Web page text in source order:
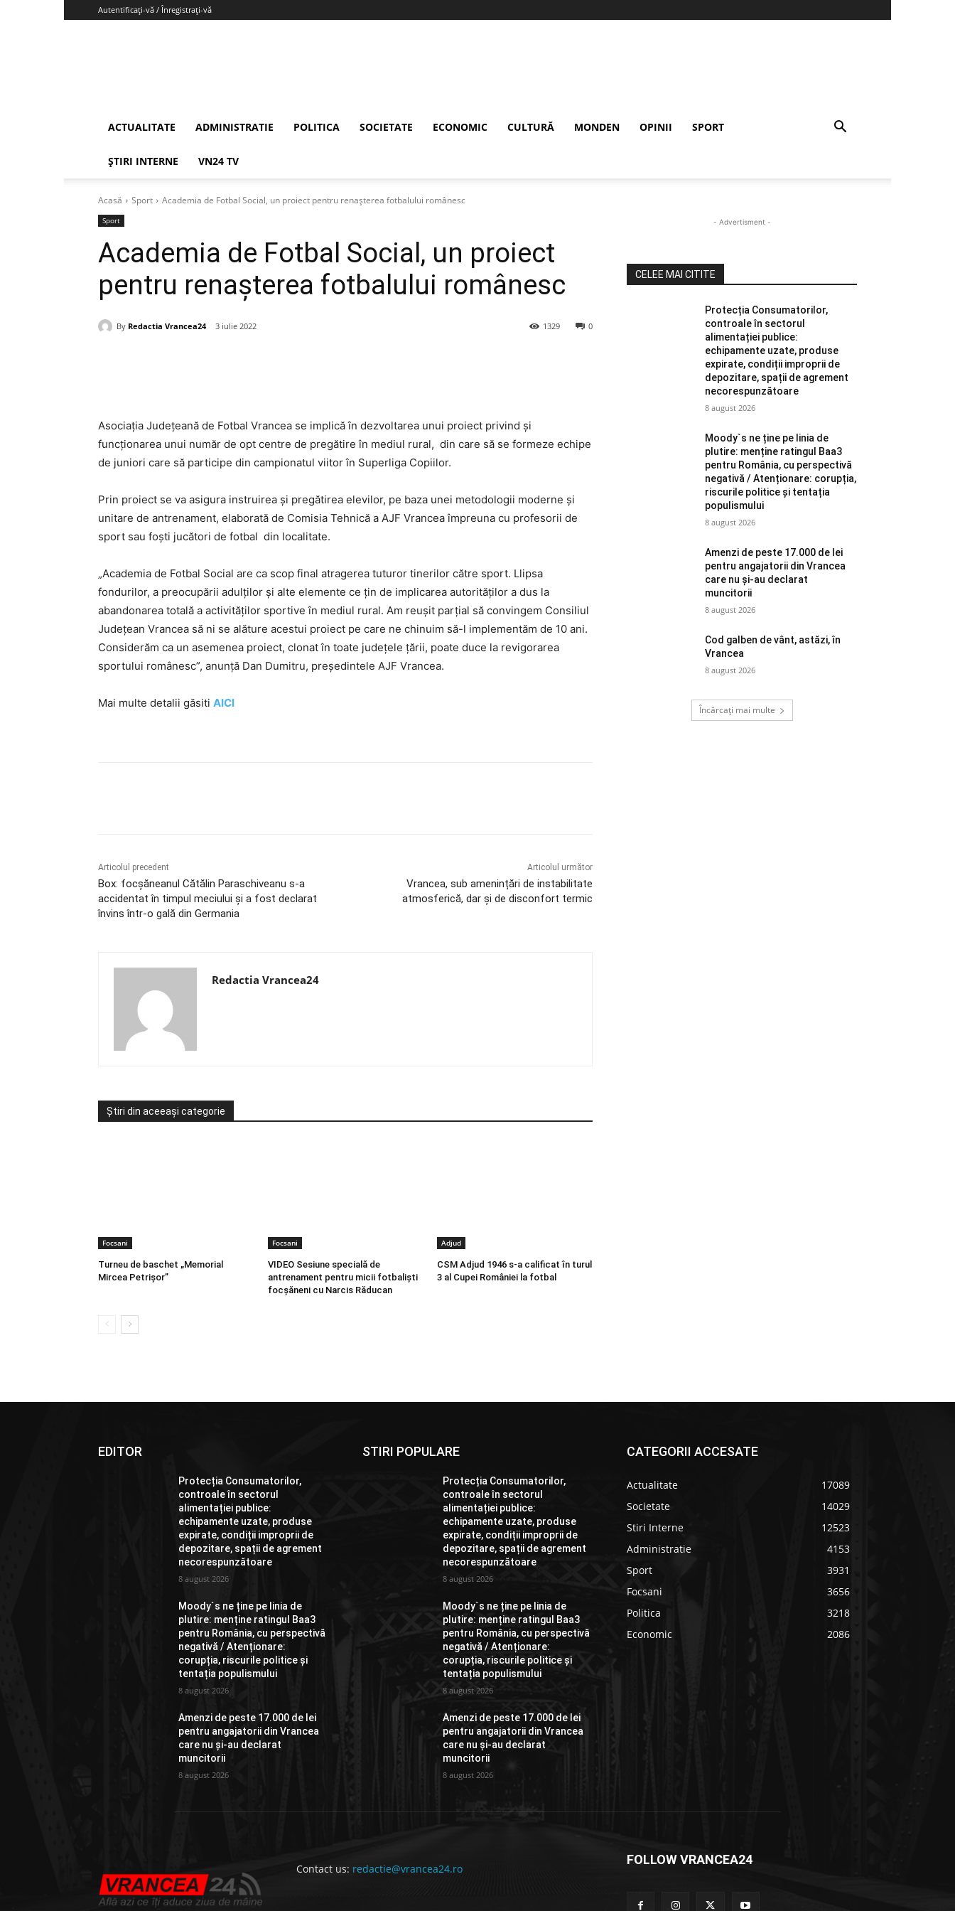
Autentificați-vă / Înregistrați-vă
ACTUALITATE ADMINISTRATIE POLITICA SOCIETATE ECONOMIC CULTURĂ MONDEN OPINII SPORT
ȘTIRI INTERNE VN24 TV
Acasă Sport Academia de Fotbal Social, un proiect pentru renașterea fotbalului românesc
Sport
Academia de Fotbal Social, un proiect
pentru renașterea fotbalului românesc
By Redactia Vrancea24 3 iulie 2022 0
1329
Asociația Județeană de Fotbal Vrancea se implică în dezvoltarea unui proiect privind și
funcționarea unui număr de opt centre de pregătire în mediul rural, din care să se formeze echipe
de juniori care să participe din campionatul viitor în Superliga Copiilor.
Prin proiect se va asigura instruirea și pregătirea elevilor, pe baza unei metodologii moderne şi
unitare de antrenament, elaborată de Comisia Tehnică a AJF Vrancea împreuna cu profesorii de
sport sau foști jucători de fotbal din localitate.
„Academia de Fotbal Social are ca scop final atragerea tuturor tinerilor către sport. Llipsa
fondurilor, a preocupării adulților și alte elemente ce țin de implicarea autorităților a dus la
abandonarea totală a activităților sportive în mediul rural. Am reușit parțial să convingem Consiliul
Județean Vrancea să ni se alăture acestui proiect pe care ne chinuim să-l implementăm de 10 ani.
Considerăm ca un asemenea proiect, clonat în toate județele țării, poate duce la revigorarea
sportului românesc”, anunță Dan Dumitru, președintele AJF Vrancea.
Mai multe detalii găsiti AICI
Articolul precedent
Box: focșăneanul Cătălin Paraschiveanu s-a
accidentat în timpul meciului și a fost declarat
învins într-o gală din Germania
Articolul următor
Vrancea, sub amenințări de instabilitate
atmosferică, dar și de disconfort termic
Redactia Vrancea24
Știri din aceeași categorie
Focsani
Turneu de baschet „Memorial
Mircea Petrișor”
Focsani
VIDEO Sesiune specială de
antrenament pentru micii fotbaliști
focșăneni cu Narcis Răducan
Adjud
CSM Adjud 1946 s-a calificat în turul
3 al Cupei României la fotbal
- Advertisment -
CELEE MAI CITITE
Protecția Consumatorilor,
controale în sectorul
alimentației publice:
echipamente uzate, produse
expirate, condiții improprii de
depozitare, spații de agrement
necorespunzătoare
8 august 2026
Moody`s ne ține pe linia de
plutire: menține ratingul Baa3
pentru România, cu perspectivă
negativă / Atenționare: corupția,
riscurile politice și tentația
populismului
8 august 2026
Amenzi de peste 17.000 de lei
pentru angajatorii din Vrancea
care nu și-au declarat
muncitorii
8 august 2026
Cod galben de vânt, astăzi, în
Vrancea
8 august 2026
Încărcați mai multe
EDITOR
Protecția Consumatorilor,
controale în sectorul
alimentației publice:
echipamente uzate, produse
expirate, condiții improprii de
depozitare, spații de agrement
necorespunzătoare
8 august 2026
Moody`s ne ține pe linia de
plutire: menține ratingul Baa3
pentru România, cu perspectivă
negativă / Atenționare:
corupția, riscurile politice și
tentația populismului
8 august 2026
Amenzi de peste 17.000 de lei
pentru angajatorii din Vrancea
care nu și-au declarat
muncitorii
8 august 2026
STIRI POPULARE
Protecția Consumatorilor,
controale în sectorul
alimentației publice:
echipamente uzate, produse
expirate, condiții improprii de
depozitare, spații de agrement
necorespunzătoare
8 august 2026
Moody`s ne ține pe linia de
plutire: menține ratingul Baa3
pentru România, cu perspectivă
negativă / Atenționare:
corupția, riscurile politice și
tentația populismului
8 august 2026
Amenzi de peste 17.000 de lei
pentru angajatorii din Vrancea
care nu și-au declarat
muncitorii
8 august 2026
CATEGORII ACCESATE
Actualitate
17089
Societate
14029
Stiri Interne
12523
Administratie
4153
Sport
3931
Focsani
3656
Politica
3218
Economic
2086
Contact us: redactie@vrancea24.ro
FOLLOW VRANCEA24